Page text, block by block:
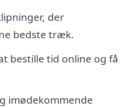
der
bedste træk.
bestille tid online og få
imødekommende